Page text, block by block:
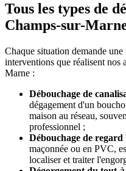
Tous les types de
Champs-sur-
Chaque situation demande
interventions que réalisent nos
Marne :
Débouchage de
dégagement d'un
maison au réseau,
professionnel ;
Débouchage de regard
maçonnée ou en PVC,
localiser et traiter